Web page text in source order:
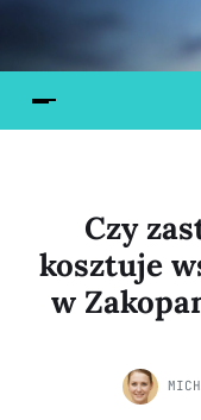
Czy
kosztuje
w